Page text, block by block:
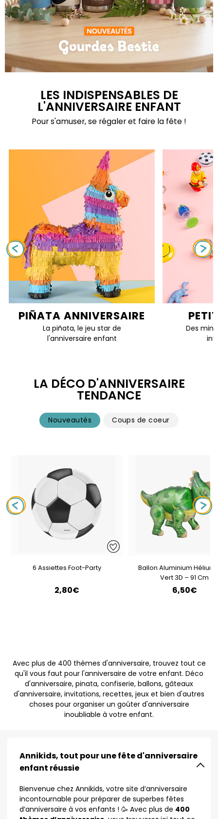
LES INDISPENSABLES DE
L'ANNIVERSAIRE ENFANT
Pour s'amuser, se régaler et faire la fête !
PIÑATA ANNIVERSAIRE
La piñata, le jeu star de
l'anniversaire enfant
Des mini
LA DÉCO D'ANNIVERSAIRE
TENDANCE
Nouveautés Coups de coeur
6 Assiettes Foot-Party
2,80€
Ballon Aluminium Hélium
Vert 3D – 91 Cm
6,50€
Avec plus de 400 thèmes d'anniversaire, trouvez tout ce
qu'il vous faut pour l'anniversaire de votre enfant. Déco
d'anniversaire, pinata, confiserie, ballons, gâteaux
d'anniversaire, invitations, recettes, jeux et bien d'autres
choses pour organiser un goûter d'anniversaire
inoubliable à votre enfant.
Annikids, tout pour une fête d'anniversaire
enfant réussie
Bienvenue chez Annikids, votre site d’anniversaire
incontournable pour préparer de superbes fêtes
d’anniversaire à vos enfants ! 🥳 Avec plus de 400